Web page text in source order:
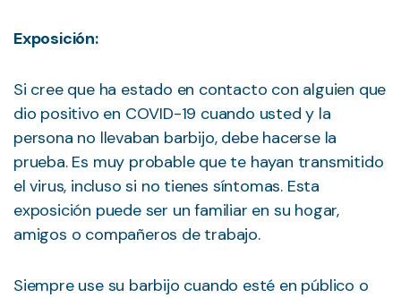
Exposición:
Si cree que ha estado en contacto con alguien que
dio positivo en COVID-19 cuando usted y la
persona no llevaban barbijo, debe hacerse la
prueba. Es muy probable que te hayan transmitido
el virus, incluso si no tienes síntomas. Esta
exposición puede ser un familiar en su hogar,
amigos o compañeros de trabajo.
Siempre use su barbijo cuando esté en público o